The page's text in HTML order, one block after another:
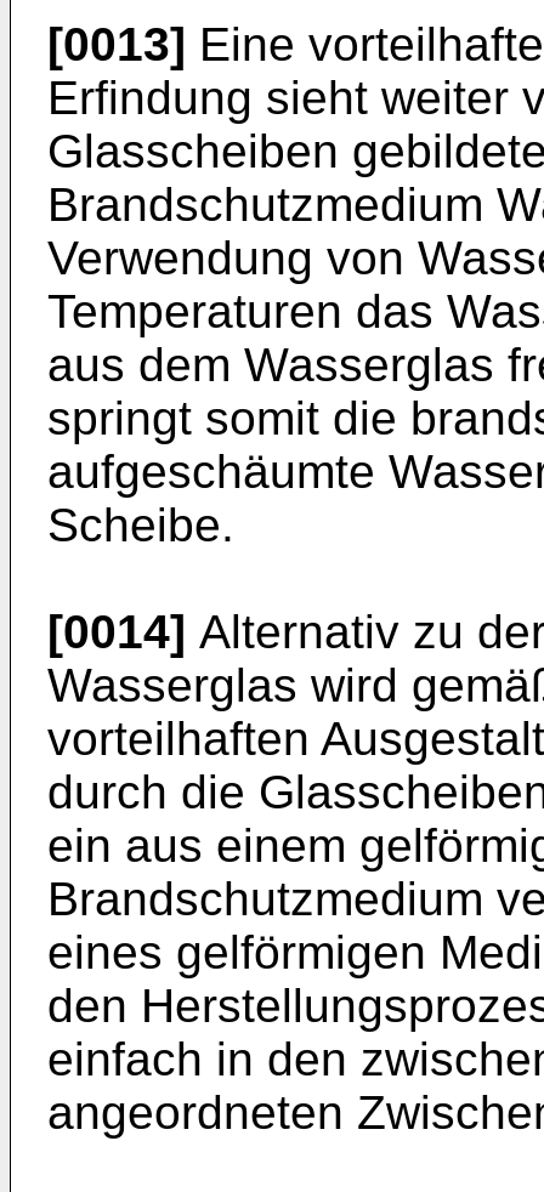
[0013] Eine
Erfindung sieht weiter
Glasscheiben
Brandschutzmedium
Verwendung von
Temperaturen das
aus dem Wasserglas
springt somit die
aufgeschäumte
Scheibe.
[0014] Alternativ zu
Wasserglas wird
vorteilhaften
durch die
ein aus einem
Brandschutzmedium
eines gelförmigen
den
einfach in den
angeordneten